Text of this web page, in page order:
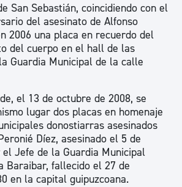
San Sebastián, coincidiendo con el
del asesinato de Alfonso
2006 una placa en recuerdo del
del cuerpo en el hall de las
Guardia Municipal de la calle
el 13 de octubre de 2008, se
lugar dos placas en homenaje
donostiarras asesinados
Díez, asesinado el 5 de
Jefe de la Guardia Municipal
Baraibar, fallecido el 27 de
en la capital guipuzcoana.